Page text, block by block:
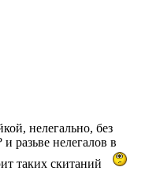
нелегально, без
разьве нелегалов в
таких скитаний